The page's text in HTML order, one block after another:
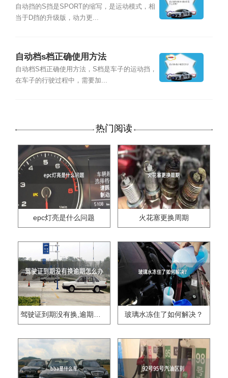
自动挡的S挡是SPORT的缩写，是运动模式，相
当于D挡的升级版，动力更...
自动档s档正确使用方法
自动档S档正确使用方法，S档是车子的运动挡，
在车子的行驶过程中，需要加...
热门阅读
epc灯亮是什么问题 火花塞更换周期
驾驶证到期没有换,逾期怎么办?? 玻璃水冻住了如何解决？